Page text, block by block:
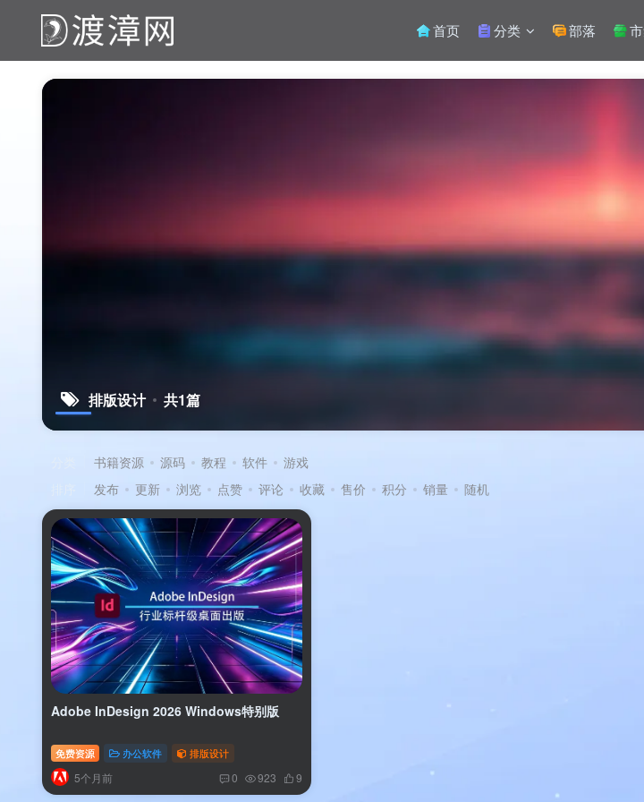
首页 分类 部落
排版设计 共1篇
书籍资源 源码 教程 软件
游戏
发布 更新 浏览 点赞 评论 收藏 售价 积分 销量 随机
Adobe InDesign 2026 Windows特别版
免费资源 办公软件 排版设计
5个月前 0 923 9